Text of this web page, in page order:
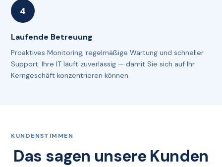
Laufende Betreuung
Proaktives Monitoring, regelmäßige Wartung und schneller
Support. Ihre IT läuft zuverlässig — damit Sie sich auf Ihr
Kerngeschäft konzentrieren können.
KUNDENSTIMMEN
Das sagen unsere Kunden